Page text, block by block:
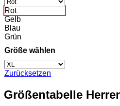
Rot
Gelb
Blau
Grün
Größe wählen
Zurücksetzen
Größentabelle